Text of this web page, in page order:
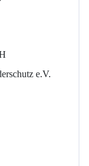
e.V.